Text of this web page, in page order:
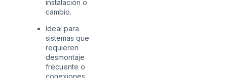
instalación o
cambio.
Ideal para
sistemas que
requieren
desmontaje
frecuente o